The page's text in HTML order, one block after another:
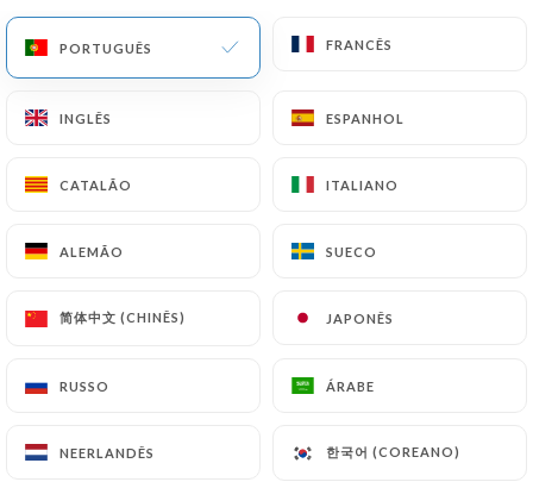
PORTUGUÊS FRANCÊS
INGLÊS ESPANHOL
CATALÃO ITALIANO
ALEMÃO SUECO
简体中文 (CHINÊS) JAPONÊS
RUSSO ÁRABE
NEERLANDÊS 한국어 (COREANO)
PORTUGUÊS FRANCÊS
INGLÊS ESPANHOL
CATALÃO ITALIANO
ALEMÃO SUECO
简体中文 (CHINÊS) JAPONÊS
RUSSO ÁRABE
NEERLANDÊS 한국어 (COREANO)